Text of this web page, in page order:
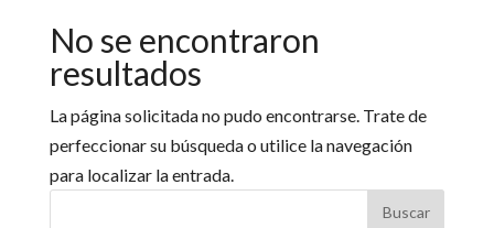
No se encontraron
resultados
La página solicitada no pudo encontrarse. Trate de
perfeccionar su búsqueda o utilice la navegación
para localizar la entrada.